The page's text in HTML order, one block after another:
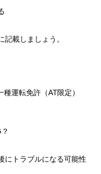
記載しましょう。
種運転免許（AT限定）
にトラブルになる可能性